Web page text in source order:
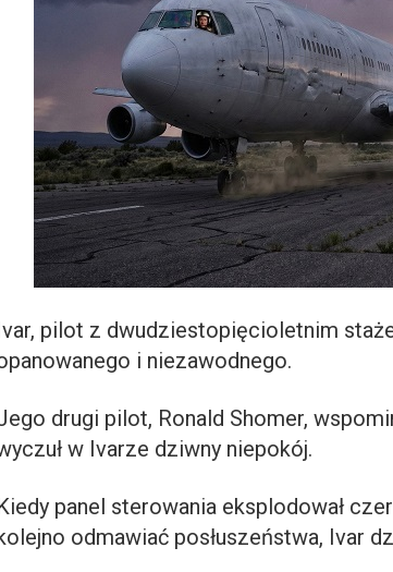
pilot z dwudziestopięcioletnim
i niezawodnego.
drugi pilot, Ronald Shomer,
w Ivarze dziwny niepokój.
panel sterowania eksplodował
odmawiać posłuszeństwa, Ivar